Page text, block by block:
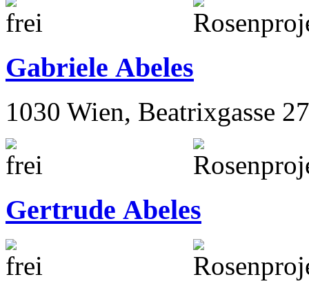
Gabriele Abeles
1030 Wien, Beatrixgasse
Gertrude Abeles